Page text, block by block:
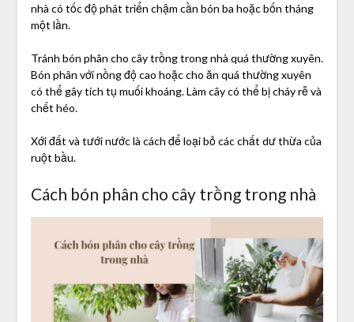
nhà có tốc độ phát triển chậm cần bón ba hoặc bốn tháng
một lần.
Tránh bón phân cho cây trồng trong nhà quá thường xuyên.
Bón phân với nồng độ cao hoặc cho ăn quá thường xuyên
có thể gây tích tụ muối khoáng. Làm cây có thể bị cháy rễ và
chết héo.
Xới đất và tưới nước là cách để loại bỏ các chất dư thừa của
ruột bầu.
Cách bón phân cho cây trồng trong nhà